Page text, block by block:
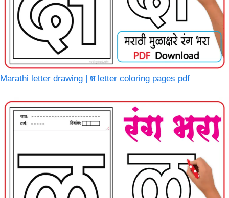
Marathi letter drawing | क्ष letter coloring pages pdf